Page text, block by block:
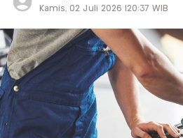
Kamis, 02 Juli 2026 |20:37 WIB